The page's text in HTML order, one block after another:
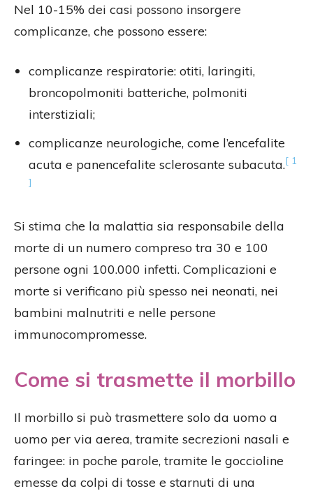
Nel 10-15% dei casi possono insorgere
complicanze, che possono essere:
complicanze respiratorie: otiti, laringiti,
broncopolmoniti batteriche, polmoniti
interstiziali;
complicanze neurologiche, come l’encefalite
acuta e panencefalite sclerosante subacuta.[ 1
]
Si stima che la malattia sia responsabile della
morte di un numero compreso tra 30 e 100
persone ogni 100.000 infetti. Complicazioni e
morte si verificano più spesso nei neonati, nei
bambini malnutriti e nelle persone
immunocompromesse.
Come si trasmette il morbillo
Il morbillo si può trasmettere solo da uomo a
uomo per via aerea, tramite secrezioni nasali e
faringee: in poche parole, tramite le goccioline
emesse da colpi di tosse e starnuti di una